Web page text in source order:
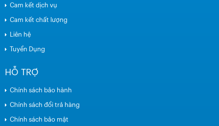
Cam kết dịch vụ
Cam kết chất lượng
Liên hệ
Tuyển Dụng
HỖ TRỢ
Chính sách bảo hành
Chính sách đổi trả hàng
Chính sách bảo mật